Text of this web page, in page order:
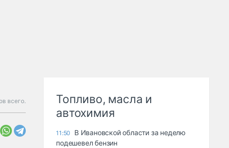
всего.
Топливо, масла и
автохимия
11:50
В Ивановской области за неделю
подешевел бензин